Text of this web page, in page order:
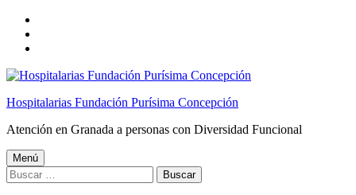
principal
principal
pie
página
Hospitalarias Fundación Purísima Concepción
Atención en Granada a personas con Diversidad Funcional
Menú
Buscar: